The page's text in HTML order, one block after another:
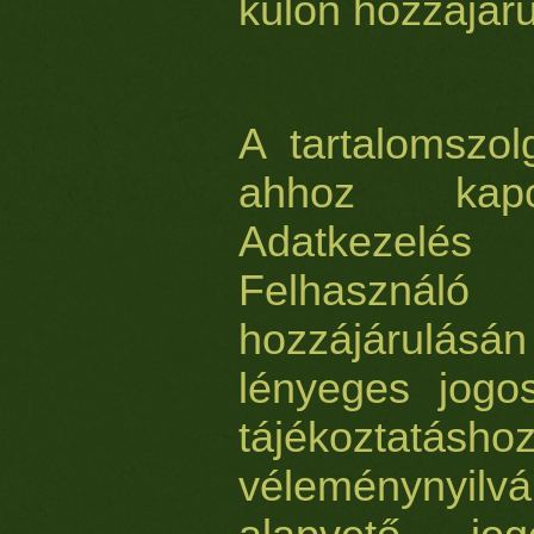
külön
A
ahhoz
lényeges